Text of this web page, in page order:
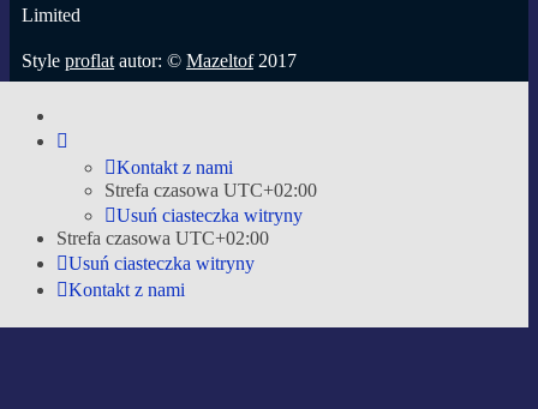
Kontakt z nami
Strefa czasowa UTC+02:00
Usuń ciasteczka witryny
Strefa czasowa UTC+02:00
Usuń ciasteczka witryny
Kontakt z nami
Limited
Style proflat autor: © Mazeltof2017
Time: 0.040s